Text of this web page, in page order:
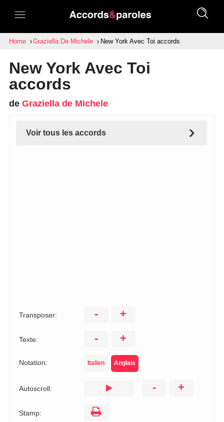
Home Graziella De Michele New York Avec Toi accords
New York Avec Toi
accords
de Graziella de Michele
Voir tous les accords
Transposer: - +
Texte: - +
Notation: Italien Anglais
Autoscroll: - +
Stamp: